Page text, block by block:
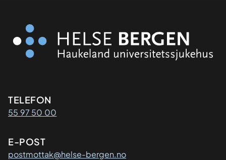
Kontaktinformasjon
TELEFON
55 97 50 00
E-POST
postmottak@helse-bergen.no